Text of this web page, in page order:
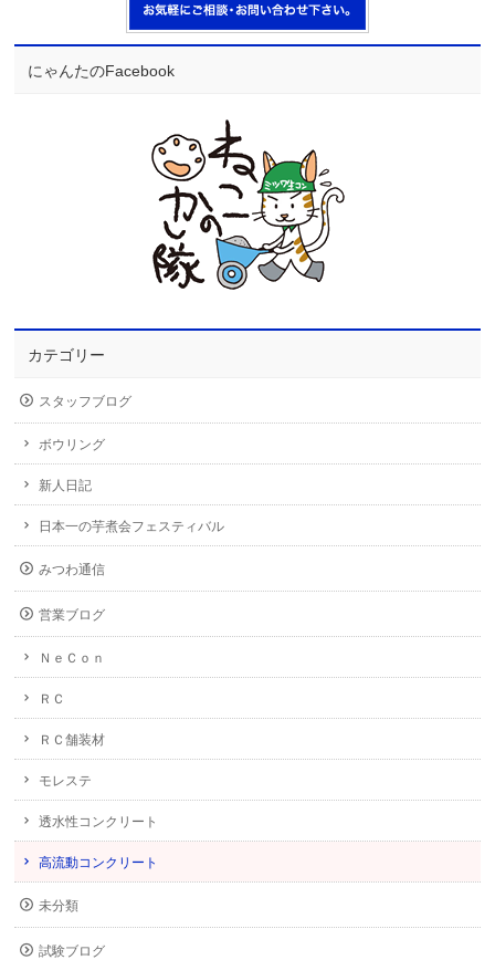
にゃんたのFacebook
カテゴリー
スタッフブログ
ボウリング
新人日記
日本一の芋煮会フェスティバル
みつわ通信
営業ブログ
ＮｅＣｏｎ
ＲＣ
ＲＣ舗装材
モレステ
透水性コンクリート
高流動コンクリート
未分類
試験ブログ